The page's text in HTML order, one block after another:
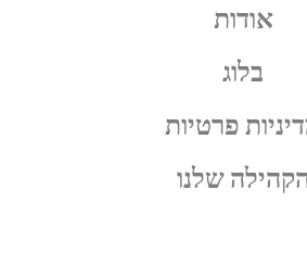
אודות
בלוג
פרטיות
שלנו